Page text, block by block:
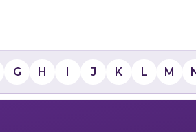
G H I J K L M